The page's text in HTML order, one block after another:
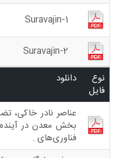
Suravajin-1
Suravajin-2
نوع
فایل
دانلود
عناصر نادر خاکی،
بخش معدن در
فناوری‌های .